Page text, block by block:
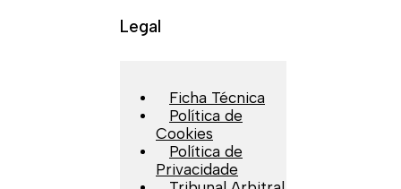
Legal
Ficha Técnica
Política de
Cookies
Política de
Privacidade